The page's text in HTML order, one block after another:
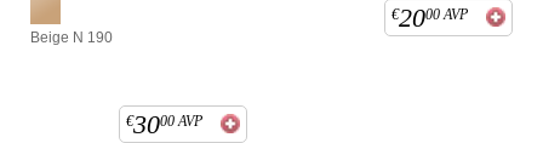
Beige N 190
€3000 AVP
€2000 AVP